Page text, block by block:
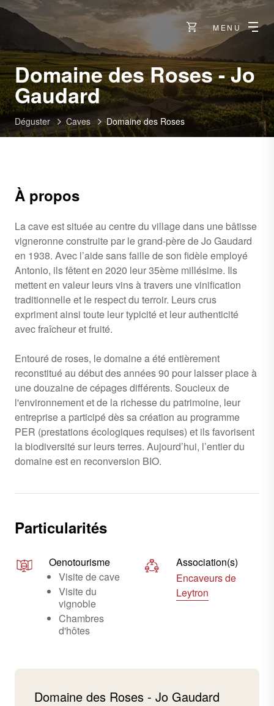
MENU
Domaine des Roses - Jo
Gaudard-
Leytron
Déguster Caves Domaine des Roses
À propos
La cave est située au centre du village dans une bâtisse
vigneronne construite par le grand-père de Jo Gaudard
en 1938. Avec l’aide sans faille de son fidèle employé
Antonio, ils fêtent en 2020 leur 35ème millésime. Ils
mettent en valeur leurs vins à travers une vinification
traditionnelle et le respect du terroir. Leurs crus
expriment ainsi toute leur typicité et leur authenticité
avec fraîcheur et fruité.
Entouré de roses, le domaine a été entièrement
reconstitué au début des années 90 pour laisser place à
une douzaine de cépages différents. Soucieux de
l'environnement et de la richesse du patrimoine, leur
entreprise a participé dès sa création au programme
PER (prestations écologiques requises) et ils favorisent
la biodiversité sur leurs terres. Aujourd’hui, l’entier du
domaine est en reconversion BIO.
Particularités
Oenotourisme
Visite de cave
Visite du
vignoble
Chambres
d'hôtes
Association(s)
Encaveurs de
Leytron
Domaine des Roses - Jo Gaudard